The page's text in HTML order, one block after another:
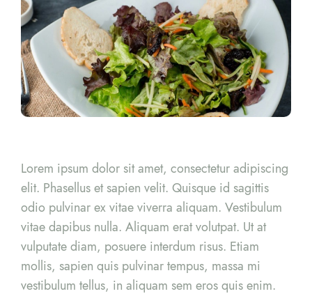
Lorem ipsum dolor sit amet, consectetur adipiscing
elit. Phasellus et sapien velit. Quisque id sagittis
odio pulvinar ex vitae viverra aliquam. Vestibulum
vitae dapibus nulla. Aliquam erat volutpat. Ut at
vulputate diam, posuere interdum risus. Etiam
mollis, sapien quis pulvinar tempus, massa mi
vestibulum tellus, in aliquam sem eros quis enim.